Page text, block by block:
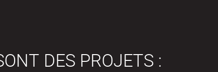
DES PROJETS :